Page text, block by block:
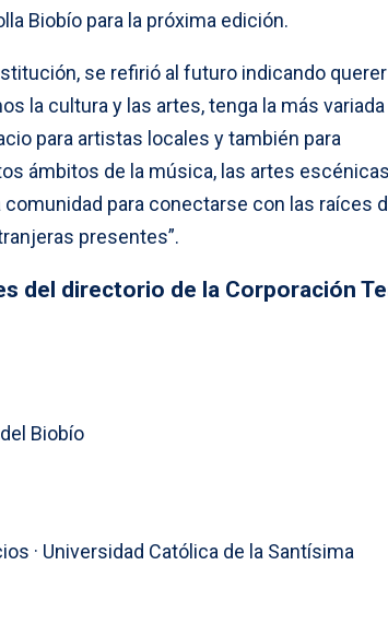
Biobío para la próxima edición.
se refirió al futuro indicando querer
la cultura y las artes, tenga la más variada
para artistas locales y también para
ámbitos de la música, las artes escénicas
para conectarse con las raíces
presentes”.
del directorio de la Corporación
Biobío
· Universidad Católica de la Santísima